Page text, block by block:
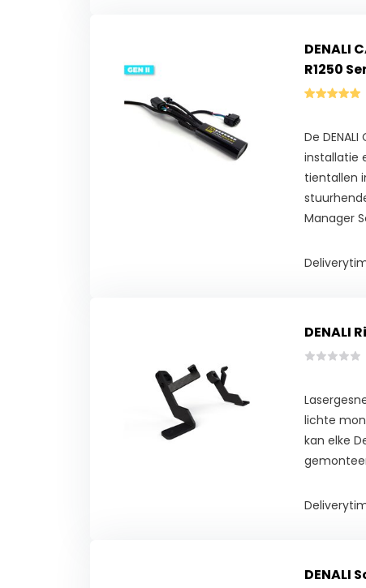
DENALI
R1250
De
installatie
tientallen
Manager
DENALI
lichte
kan elke
DENALI